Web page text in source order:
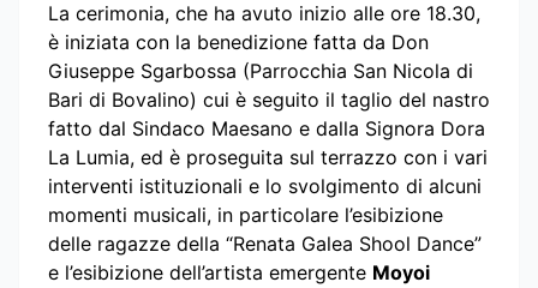
La cerimonia, che ha avuto inizio alle ore 18.30,
è iniziata con la benedizione fatta da Don
Giuseppe Sgarbossa (Parrocchia San Nicola di
Bari di Bovalino) cui è seguito il taglio del nastro
fatto dal Sindaco Maesano e dalla Signora Dora
La Lumia, ed è proseguita sul terrazzo con i vari
interventi istituzionali e lo svolgimento di alcuni
momenti musicali, in particolare l’esibizione
delle ragazze della “Renata Galea Shool Dance”
e l’esibizione dell’artista emergente Moyoi